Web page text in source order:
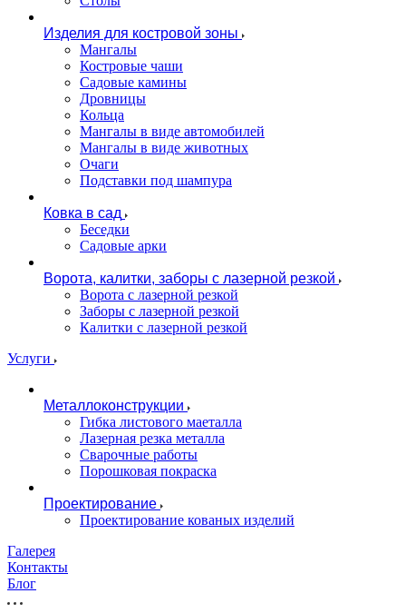
Изделия для костровой зоны
Мангалы
Костровые чаши
Садовые камины
Дровницы
Кольца
Мангалы в виде автомобилей
Мангалы в виде животных
Очаги
Подставки под шампура
Ковка в сад
Беседки
Садовые арки
Ворота, калитки, заборы с лазерной резкой
Ворота с лазерной резкой
Заборы с лазерной резкой
Калитки с лазерной резкой
Услуги
Металлоконструкции
Гибка листового маеталла
Лазерная резка металла
Сварочные работы
Порошковая покраска
Проектирование
Проектирование кованых изделий
Галерея
Контакты
Блог